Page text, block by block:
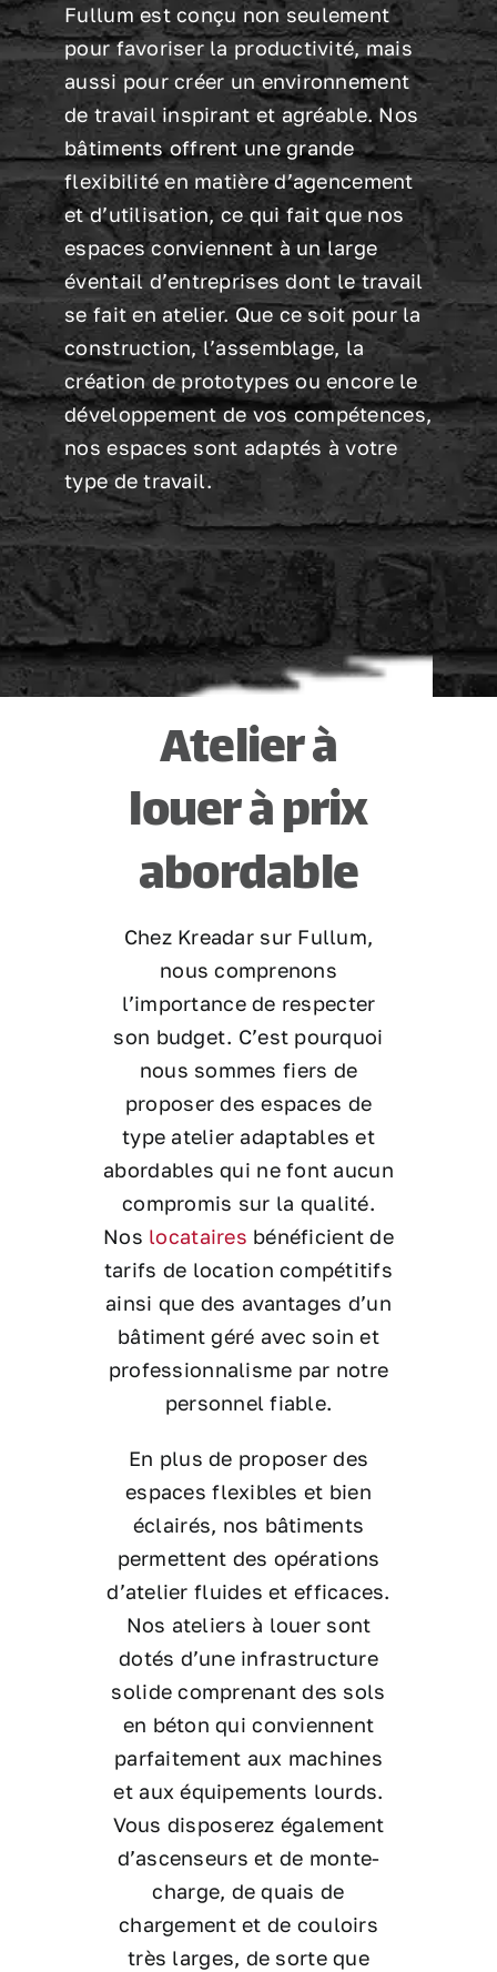
Fullum est conçu non seulement
pour favoriser la productivité, mais
aussi pour créer un environnement
de travail inspirant et agréable. Nos
bâtiments offrent une grande
flexibilité en matière d’agencement
et d’utilisation, ce qui fait que nos
espaces conviennent à un large
éventail d’entreprises dont le travail
se fait en atelier. Que ce soit pour la
construction, l’assemblage, la
création de prototypes ou encore le
développement de vos compétences,
nos espaces sont adaptés à votre
type de travail.
Atelier à
louer à prix
abordable
Chez Kreadar sur Fullum,
nous comprenons
l’importance de respecter
son budget. C’est pourquoi
nous sommes fiers de
proposer des espaces de
type atelier adaptables et
abordables qui ne font aucun
compromis sur la qualité.
Nos locataires bénéficient de
tarifs de location compétitifs
ainsi que des avantages d’un
bâtiment géré avec soin et
professionnalisme par notre
personnel fiable.
En plus de proposer des
espaces flexibles et bien
éclairés, nos bâtiments
permettent des opérations
d’atelier fluides et efficaces.
Nos ateliers à louer sont
dotés d’une infrastructure
solide comprenant des sols
en béton qui conviennent
parfaitement aux machines
et aux équipements lourds.
Vous disposerez également
d’ascenseurs et de monte-
charge, de quais de
chargement et de couloirs
très larges, de sorte que